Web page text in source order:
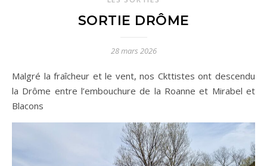
SORTIE DRÔME
28 mars 2026
Malgré la fraîcheur et le vent, nos Ckttistes ont descendu
la Drôme entre l’embouchure de la Roanne et Mirabel et
Blacons